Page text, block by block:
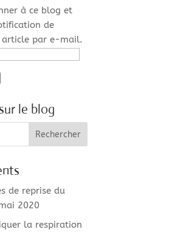
à ce blog et
de
article par e-mail.
le blog
de reprise du
2020
la respiration